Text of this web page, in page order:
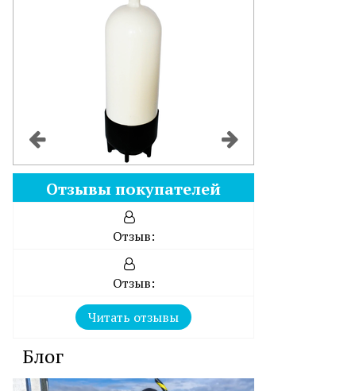
Отзывы покупателей
Отзыв:
Отзыв:
Читать отзывы
Блог